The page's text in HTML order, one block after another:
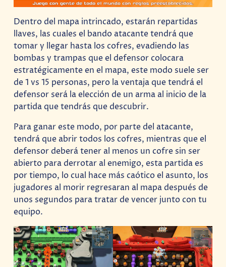
Dentro del mapa intrincado, estarán repartidas
llaves, las cuales el bando atacante tendrá que
tomar y llegar hasta los cofres, evadiendo las
bombas y trampas que el defensor colocara
estratégicamente en el mapa, este modo suele ser
de 1 vs 15 personas, pero la ventaja que tendrá el
defensor será la elección de un arma al inicio de la
partida que tendrás que descubrir.
Para ganar este modo, por parte del atacante,
tendrá que abrir todos los cofres, mientras que el
defensor deberá tener al menos un cofre sin ser
abierto para derrotar al enemigo, esta partida es
por tiempo, lo cual hace más caótico el asunto, los
jugadores al morir regresaran al mapa después de
unos segundos para tratar de vencer junto con tu
equipo.